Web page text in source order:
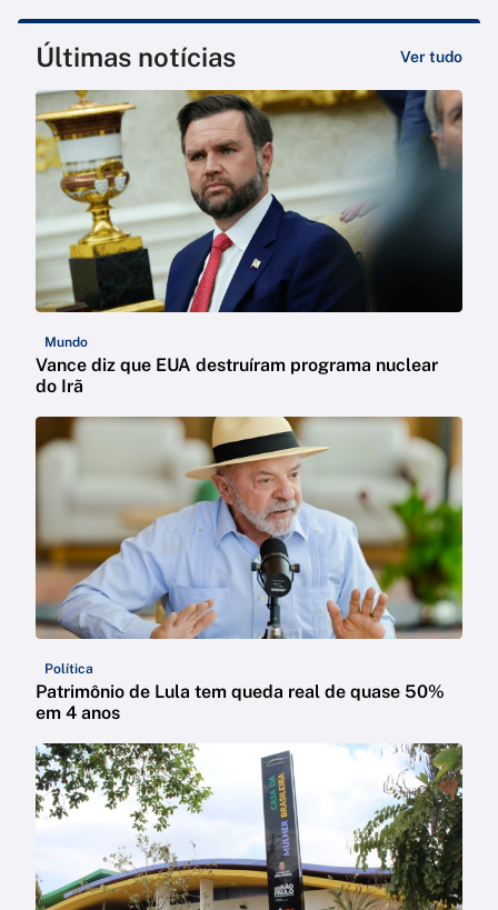
Últimas notícias Ver tudo
Mundo
Vance diz que EUA destruíram programa nuclear
do Irã
Política
Patrimônio de Lula tem queda real de quase 50%
em 4 anos